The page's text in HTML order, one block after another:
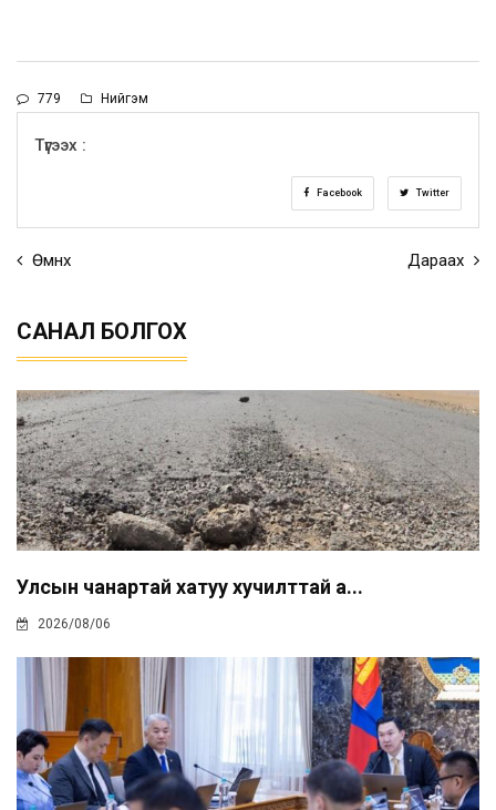
779 Нийгэм
Түгээх :
Facebook Twitter
Өмнөх Дараах
САНАЛ БОЛГОХ
Улсын чанартай хатуу хучилттай а...
2026/08/06